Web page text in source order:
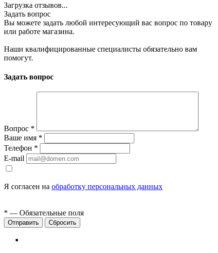
Загрузка отзывов...
Задать вопрос
Вы можете задать любой интересующий вас вопрос по товару
или работе магазина.
Наши квалифицированные специалисты обязательно вам
помогут.
Задать вопрос
Вопрос *
Ваше имя *
Телефон *
E-mail
Я согласен на обработку персональных данных
* — Обязательные поля
Сбросить